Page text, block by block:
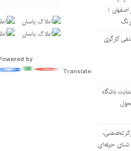
اصفهان /
کارگری
باشگاه
با ۱۰۳ مرکز تخصصی،
شنای حرفه‌ای
by
Translate